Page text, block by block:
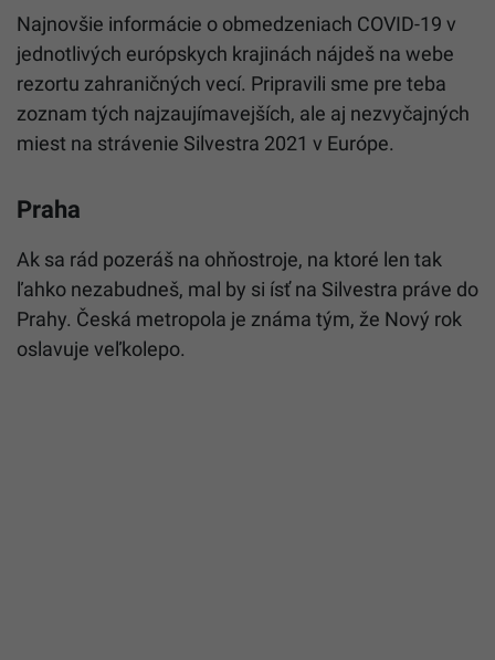
Najnovšie informácie o obmedzeniach COVID-19 v
jednotlivých európskych krajinách nájdeš na webe
rezortu zahraničných vecí. Pripravili sme pre teba
zoznam tých najzaujímavejších, ale aj nezvyčajných
miest na strávenie Silvestra 2021 v Európe.
Praha
Ak sa rád pozeráš na ohňostroje, na ktoré len tak
ľahko nezabudneš, mal by si ísť na Silvestra práve do
Prahy. Česká metropola je známa tým, že Nový rok
oslavuje veľkolepo.